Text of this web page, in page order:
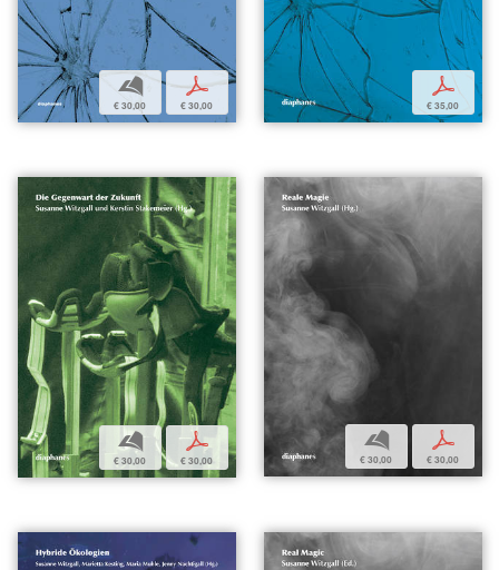
b
€ 30,00
p
€ 30,00
p
€ 35,00
b
€ 30,00
p
€ 30,00
b
€ 30,00
p
€ 30,00